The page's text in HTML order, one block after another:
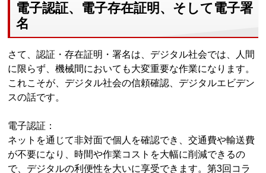
電子認証、電子存在証明、そして電子署
名
さて、認証・存在証明・署名は、デジタル社会では、人間
に限らず、機械間においても大変重要な作業になります。
これこそが、デジタル社会の信頼確認、デジタルエビデン
スの話です。
電子認証：
ネットを通じて非対面で個人を確認でき、交通費や輸送費
が不要になり、時間や作業コストを大幅に削減できるの
で、デジタルの利便性を大いに享受できます。第3回コラ